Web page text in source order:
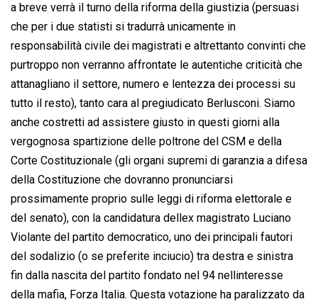
a breve verrà il turno della riforma della giustizia (persuasi
che per i due statisti si tradurrà unicamente in
responsabilità civile dei magistrati e altrettanto convinti che
purtroppo non verranno affrontate le autentiche criticità che
attanagliano il settore, numero e lentezza dei processi su
tutto il resto), tanto cara al pregiudicato Berlusconi. Siamo
anche costretti ad assistere giusto in questi giorni alla
vergognosa spartizione delle poltrone del CSM e della
Corte Costituzionale (gli organi supremi di garanzia a difesa
della Costituzione che dovranno pronunciarsi
prossimamente proprio sulle leggi di riforma elettorale e
del senato), con la candidatura dellex magistrato Luciano
Violante del partito democratico, uno dei principali fautori
del sodalizio (o se preferite inciucio) tra destra e sinistra
fin dalla nascita del partito fondato nel 94 nellinteresse
della mafia, Forza Italia. Questa votazione ha paralizzato da